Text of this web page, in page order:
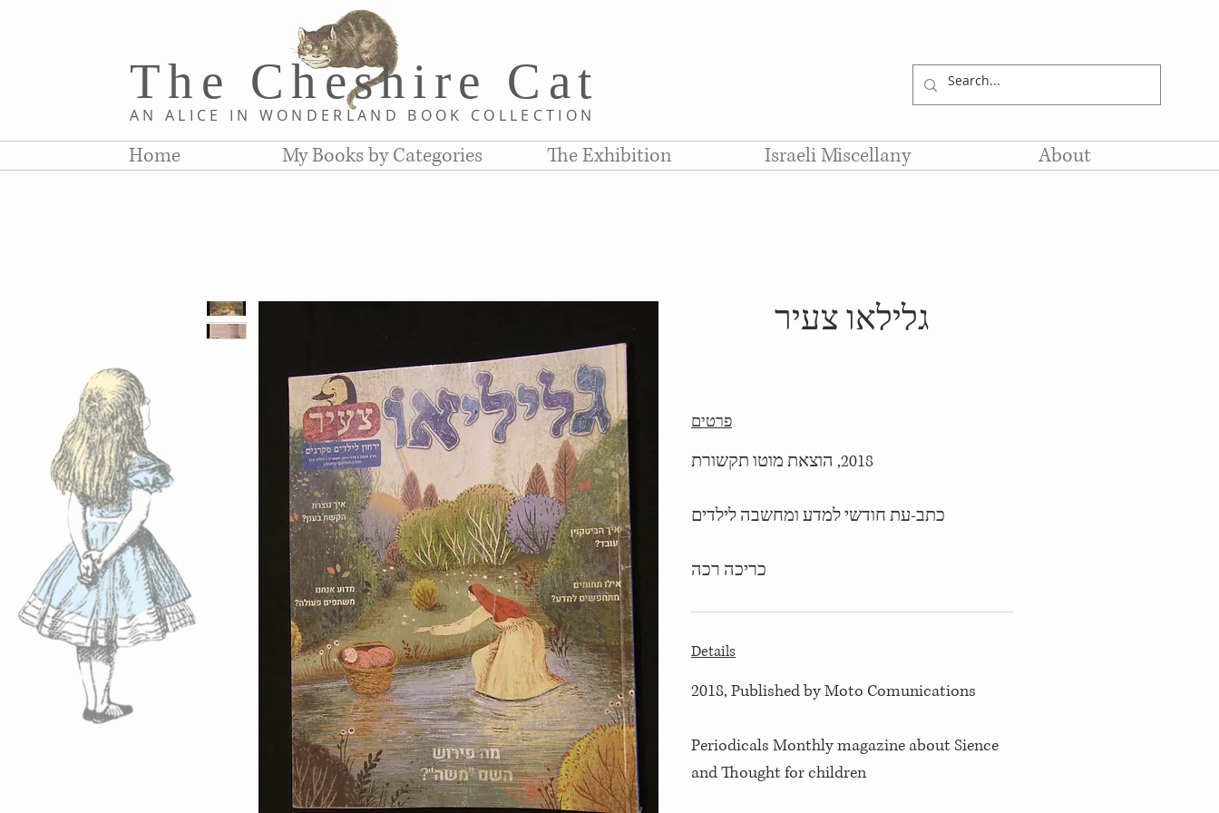
The Cheshire C at
AN ALICE IN WONDERLAND BOOK COLLE CTION
Home My Books by Categories The Exhibition Israeli Miscellany About
גלילאו צעיר
פרטים
2018, הוצאת מוטו תקשורת
כתב-עת חודשי למדע ומחשבה לילדים
כריכה רכה
Details
2018, Published by Moto Comunications
Periodicals Monthly magazine about Sience
and Thought for children